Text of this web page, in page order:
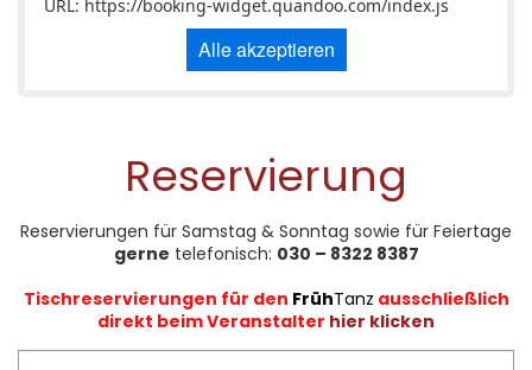
URL: https://booking-widget.quandoo.com/index.js
Alle akzeptieren
Reservierung
Reservierungen für Samstag & Sonntag sowie für Feiertage
gerne telefonisch: 030 – 8322 8387
Tischreservierungen für den FrühTanz ausschließlich
direkt beim Veranstalter hier klicken